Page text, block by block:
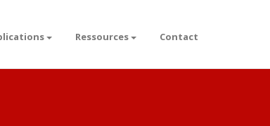
Ressources Contact